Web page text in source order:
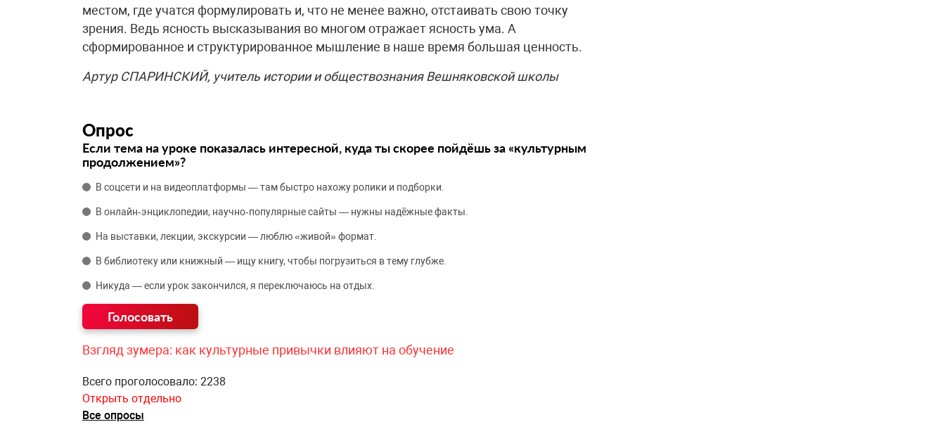
местом, где учатся формулировать и, что не менее важно, отстаивать свою точку
зрения. Ведь ясность высказывания во многом отражает ясность ума. А
сформированное и структурированное мышление в наше время большая ценность.
Артур СПАРИНСКИЙ, учитель истории и обществознания Вешняковской школы
Опрос
Если тема на уроке показалась интересной, куда ты скорее пойдёшь за «культурным
продолжением»?
В соцсети и на видеоплатформы — там быстро нахожу ролики и подборки.
В онлайн‑энциклопедии, научно‑популярные сайты — нужны надёжные факты.
На выставки, лекции, экскурсии — люблю «живой» формат.
В библиотеку или книжный — ищу книгу, чтобы погрузиться в тему глубже.
Никуда — если урок закончился, я переключаюсь на отдых.
Взгляд зумера: как культурные привычки влияют на обучение
Всего проголосовало: 2238
Открыть отдельно
Все опросы